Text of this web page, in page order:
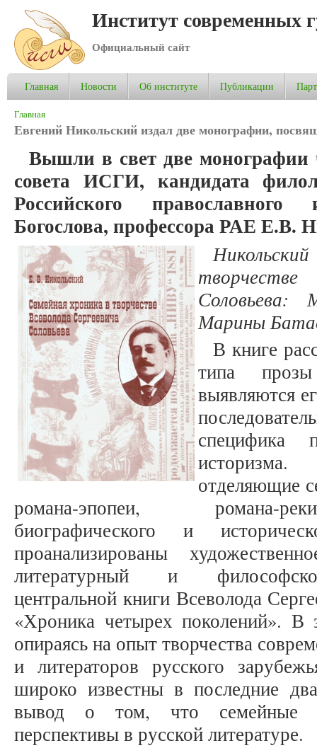
Институт современных
Официальный сайт
Главная Новости Об институте Публикации
Вы здесь
Главная
Евгений Никольский издал две монографии,
Вышли в свет две монографии
совета ИСГИ, кандидата
Российского
Богослова, профессора РАЕ Е.В.
Соловьева:
Марины
В книге
типа
выявляются
специфика
отделяющие
романа-эпопеи, романа-
биографического и
проанализированы
литературный и
центральной книги Всеволода
«Хроника четырех поколений». В
опираясь на опыт творчества
и литераторов русского
широко известны в последние
вывод о том, что семейные
перспективы в русской литературе.